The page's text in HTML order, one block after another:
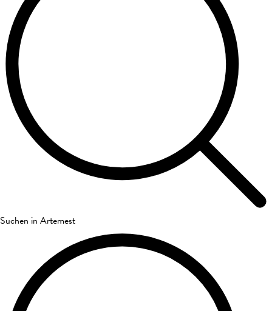
Suchen in Artemest